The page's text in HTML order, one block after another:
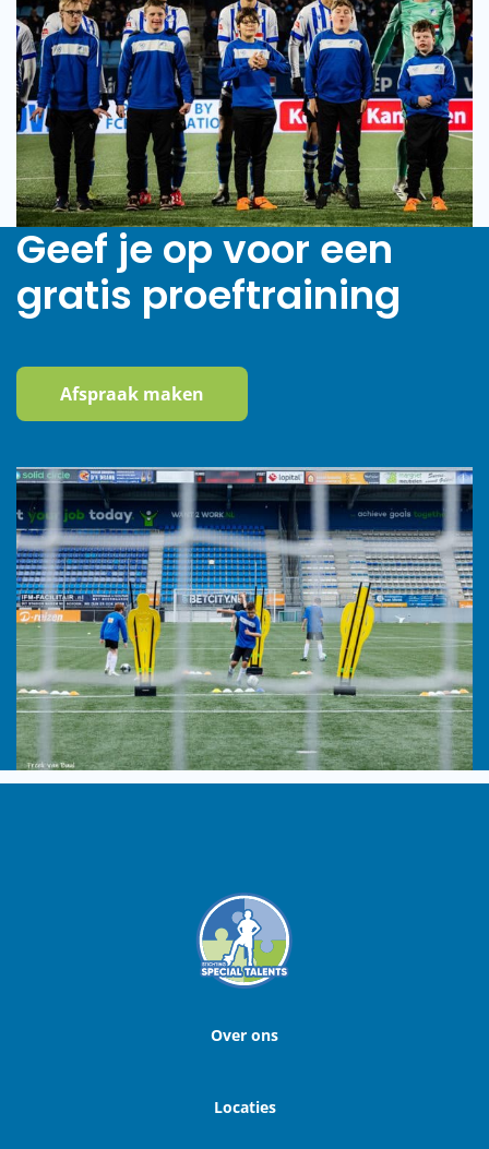
Geef je op voor een
gratis proeftraining
Afspraak maken
Over ons
Locaties